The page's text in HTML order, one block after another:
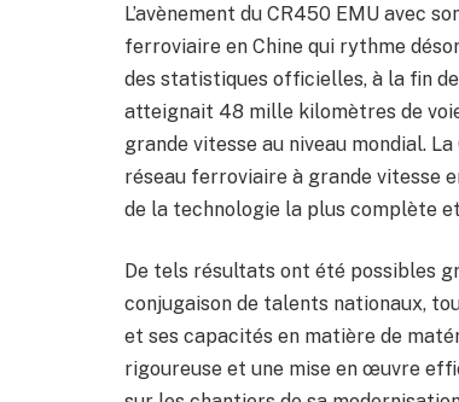
L’avènement du CR450 EMU avec
ferroviaire en Chine qui rythme
des statistiques officielles, à la fin
atteignait 48 mille kilomètres de
grande vitesse au niveau mondial.
réseau ferroviaire à grande vitesse
de la technologie la plus complète
De tels résultats ont été possibles
conjugaison de talents nationaux,
et ses capacités en matière de
rigoureuse et une mise en œuvre